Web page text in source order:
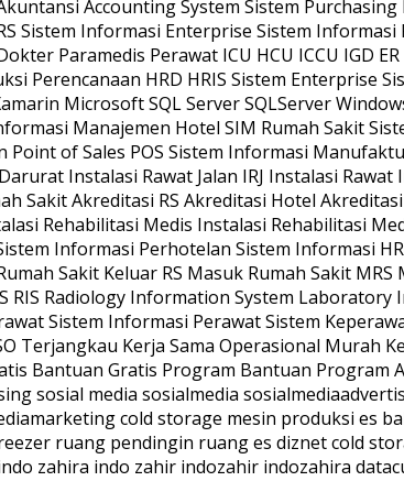
Accounting System Sistem
Sistem Informasi Enterprise Sistem Informasi
Paramedis Perawat ICU HCU ICCU IGD ER
Perencanaan HRD HRIS Sistem Enterprise
Microsoft SQL Server SQLServer
Manajemen Hotel SIM Rumah Sakit
of Sales POS Sistem Informasi
Instalasi Rawat Jalan IRJ Instalasi Rawat
Sakit Akreditasi RS Akreditasi Hotel
Rehabilitasi Medis Instalasi Rehabilitasi
Informasi Perhotelan Sistem Informasi
Sakit Keluar RS Masuk Rumah Sakit MRS
RIS Radiology Information System Laboratory
Sistem Informasi Perawat Sistem
Terjangkau Kerja Sama Operasional Murah
Bantuan Gratis Program Bantuan Program
sosial media sosialmedia
cold storage mesin produksi es
ruang pendingin ruang es diznet cold
zahira indo zahir indozahir indozahira